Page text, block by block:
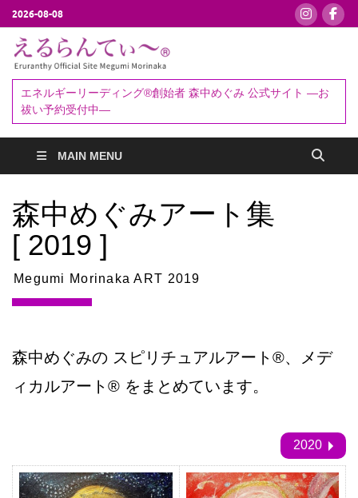
2026-08-08
ぃ～®
予約受付中
エネルギーリーディング®創始者 森中めぐみ 公式サイト ―お
祓い予約受付中―
MAIN MENU
森中めぐみアート集
[ 2019 ]
Megumi Morinaka ART 2019
森中めぐみの スピリチュアルアート®、メデ
ィカルアート® をまとめています。
2020